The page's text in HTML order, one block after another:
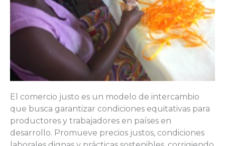
El comercio justo es un modelo de intercambio
que busca garantizar condiciones equitativas para
productores y trabajadores en países en
desarrollo. Promueve precios justos, condiciones